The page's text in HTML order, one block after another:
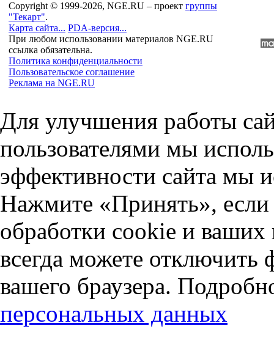
Copyright © 1999-2026, NGE.RU – проект группы
"Текарт".
Карта сайта... PDA-версия...
При любом использовании материалов NGE.RU
ссылка обязательна.
Политика конфиденциальности
Пользовательское соглашение
Реклама на NGE.RU
Для улучшения работы
пользователями мы
эффективности сайта мы
Нажмите «Принять», если
обработки cookie и
всегда можете отключить
вашего браузера.
персональных данных